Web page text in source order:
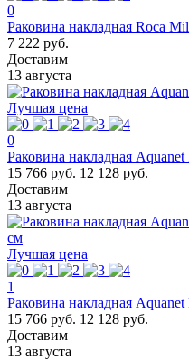
0
Раковина накладная Roca
7 222 руб.
Доставим
13 августа
Лучшая цена
0
Раковина накладная
15 766 руб. 12 128 руб.
Доставим
13 августа
Лучшая цена
1
Раковина накладная
15 766 руб. 12 128 руб.
Доставим
13 августа